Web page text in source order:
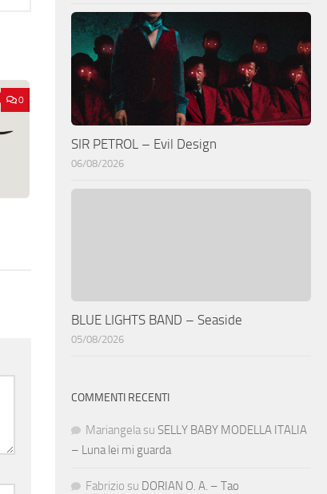
0
SIR PETROL – Evil Design
06/08/2026
BLUE LIGHTS BAND – Seaside
05/08/2026
COMMENTI RECENTI
Mariangela su SELLY BABY MODELLA ITALIA
– Luna lei mi guarda
Fabrizio su DORIAN O. A. – Tao